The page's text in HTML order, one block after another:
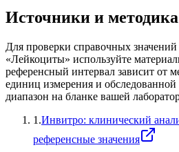
Источники и методика
Для проверки справочных
«Лейкоциты» используйте
референсный интервал зависит от
единиц измерения и
диапазон на бланке вашей
1 .Инвитро: клинический
референсные значения